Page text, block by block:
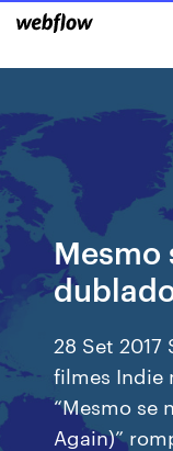
Mesmo
28 Set
filmes Indie
“Mesmo se
Again)”